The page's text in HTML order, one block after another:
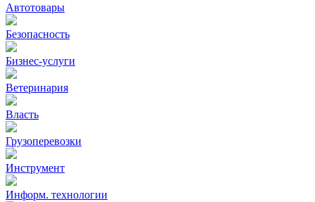
Автотовары
Безопасность
Бизнес-услуги
Ветеринария
Власть
Грузоперевозки
Инструмент
Информ. технологии